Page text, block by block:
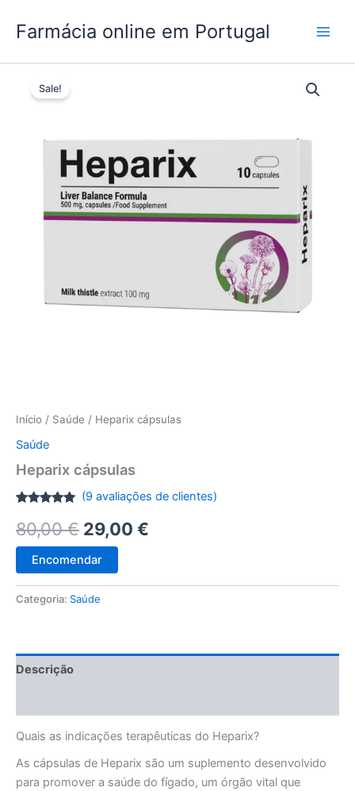
Farmácia online em Portugal
Sale!
Início / Saúde / Heparix cápsulas
Saúde
Heparix cápsulas
com 4.88
em 5 com
base em
classificações
de clientes
(9avaliações de clientes)
80,00€ O
preço
original
29,00 €
atual
Encomendar
Categoria: Saúde
Descrição
Quais as indicações terapêuticas do Heparix?
As cápsulas de Heparix são um suplemento desenvolvido
para promover a saúde do fígado, um órgão vital que